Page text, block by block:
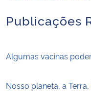
Publicações
Algumas vacinas
Nosso planeta, a